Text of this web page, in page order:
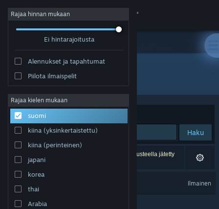
Kirjaudu sisään
Tietoa
Tuki
Vaihda kieli
Hanki Steam-mobiilisovellus
Näytä työpöytäsivusto
Rajaa hinnan mukaan
Ei hintarajoitusta
Alennukset ja tapahtumat
Piilota ilmaispelit
Rajaa kielen mukaan
suomi
kiina (yksinkertaistettu)
kiina (perinteinen)
japani
korea
thai
Arabia
Kehittäjä: GoBit Games
Järjestelyperuste
Haku
1 tulos vastaa hakuasi. 5 peliä on asetustesi perusteella jätetty
pois.
Ilmainen